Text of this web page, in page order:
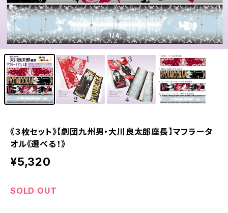
1/4
《３枚セット》【劇団九州男・大川良太郎座長】マフラータ
オル《選べる！》
¥5,320
SOLD OUT